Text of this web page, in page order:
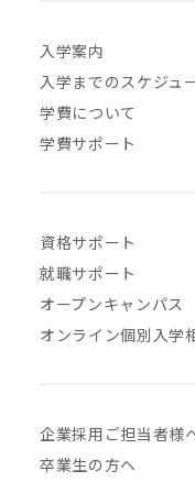
入学案内
入学までのスケジュ
学費について
学費サポート
資格サポート
就職サポート
オープンキャンパス
オンライン個別入学
企業採用ご担当者様
卒業生の方へ